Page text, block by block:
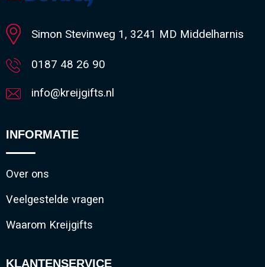
Minimale afname: 1
Simon Stevinweg 1, 3241 MD Middelharnis
0187 48 26 90
info@kreijgifts.nl
INFORMATIE
Over ons
Veelgestelde vragen
Waarom Kreijgifts
KLANTENSERVICE